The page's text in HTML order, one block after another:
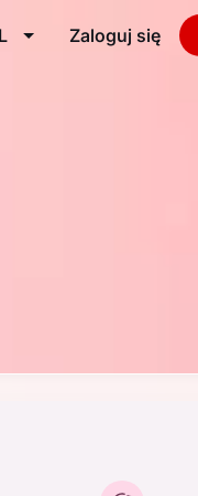
Zaloguj się